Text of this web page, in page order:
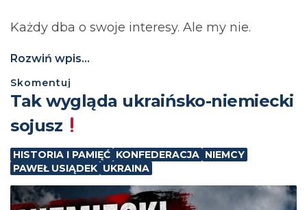
Każdy dba o swoje interesy. Ale my nie.
Rozwiń wpis...
Skomentuj
Tak wygląda ukraińsko-niemiecki
sojusz
HISTORIA I PAMIĘĆ KONFEDERACJA NIEMCY
PAWEŁ USIĄDEK UKRAINA